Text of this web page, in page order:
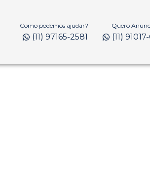
Como podemos ajudar?
(11) 97165-2581
Quero
(11)